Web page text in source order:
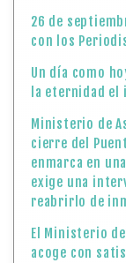
26 de
con los
Un día como
la eternidad
Ministerio de
cierre del
enmarca en
exige una
reabrirlo de
El Ministerio
acoge con